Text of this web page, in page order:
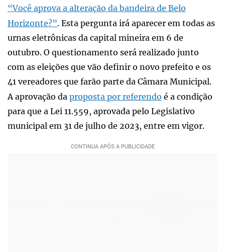
“Você aprova a alteração da bandeira de Belo
Horizonte?”. Esta pergunta irá aparecer em todas as
urnas eletrônicas da capital mineira em 6 de
outubro. O questionamento será realizado junto
com as eleições que vão definir o novo prefeito e os
41 vereadores que farão parte da Câmara Municipal.
A aprovação da proposta por referendo é a condição
para que a Lei 11.559, aprovada pelo Legislativo
municipal em 31 de julho de 2023, entre em vigor.